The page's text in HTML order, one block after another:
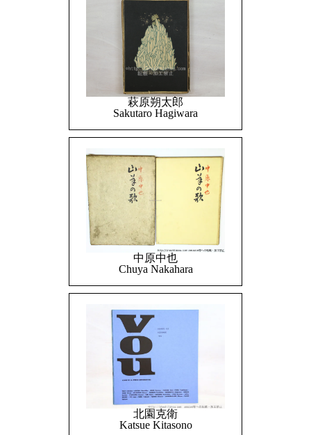
萩原朔太郎
Sakutaro Hagiwara
中原中也
Chuya Nakahara
北園克衛
Katsue Kitasono